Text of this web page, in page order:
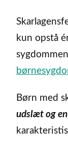
kun opstå
Børn med
udslæt og